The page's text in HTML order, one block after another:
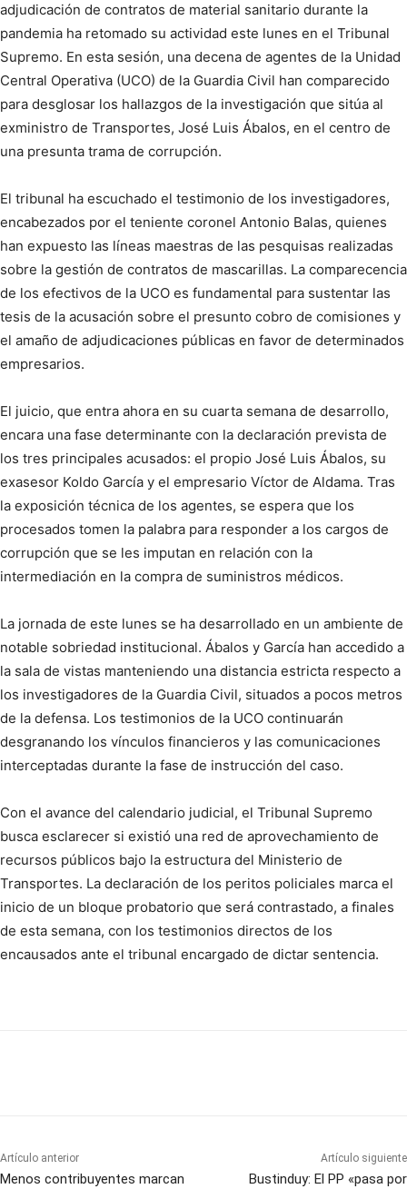
adjudicación de contratos de material sanitario durante la
pandemia ha retomado su actividad este lunes en el Tribunal
Supremo. En esta sesión, una decena de agentes de la Unidad
Central Operativa (UCO) de la Guardia Civil han comparecido
para desglosar los hallazgos de la investigación que sitúa al
exministro de Transportes, José Luis Ábalos, en el centro de
una presunta trama de corrupción.
El tribunal ha escuchado el testimonio de los investigadores,
encabezados por el teniente coronel Antonio Balas, quienes
han expuesto las líneas maestras de las pesquisas realizadas
sobre la gestión de contratos de mascarillas. La comparecencia
de los efectivos de la UCO es fundamental para sustentar las
tesis de la acusación sobre el presunto cobro de comisiones y
el amaño de adjudicaciones públicas en favor de determinados
empresarios.
El juicio, que entra ahora en su cuarta semana de desarrollo,
encara una fase determinante con la declaración prevista de
los tres principales acusados: el propio José Luis Ábalos, su
exasesor Koldo García y el empresario Víctor de Aldama. Tras
la exposición técnica de los agentes, se espera que los
procesados tomen la palabra para responder a los cargos de
corrupción que se les imputan en relación con la
intermediación en la compra de suministros médicos.
La jornada de este lunes se ha desarrollado en un ambiente de
notable sobriedad institucional. Ábalos y García han accedido a
la sala de vistas manteniendo una distancia estricta respecto a
los investigadores de la Guardia Civil, situados a pocos metros
de la defensa. Los testimonios de la UCO continuarán
desgranando los vínculos financieros y las comunicaciones
interceptadas durante la fase de instrucción del caso.
Con el avance del calendario judicial, el Tribunal Supremo
busca esclarecer si existió una red de aprovechamiento de
recursos públicos bajo la estructura del Ministerio de
Transportes. La declaración de los peritos policiales marca el
inicio de un bloque probatorio que será contrastado, a finales
de esta semana, con los testimonios directos de los
encausados ante el tribunal encargado de dictar sentencia.
Artículo anterior
Menos contribuyentes marcan
Artículo siguiente
Bustinduy: El PP «pasa por